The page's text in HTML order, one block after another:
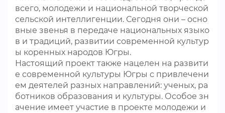
всего, молодежи и национальной творческой
сельской интеллигенции. Сегодня они – осно
вные звенья в передаче национальных языко
в и традиций, развитии современной культур
ы коренных народов Югры.
Настоящий проект также нацелен на развити
е современной культуры Югры с привлечени
ем деятелей разных направлений: ученых, ра
ботников образования и культуры. Особое зн
ачение имеет участие в проекте молодежи и